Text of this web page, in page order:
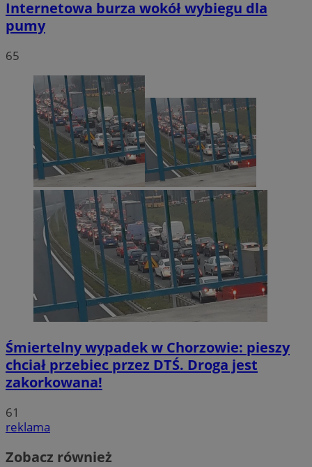
Internetowa burza wokół wybiegu dla
pumy
65
Śmiertelny wypadek w Chorzowie: pieszy
chciał przebiec przez DTŚ. Droga jest
zakorkowana!
61
reklama
Zobacz również